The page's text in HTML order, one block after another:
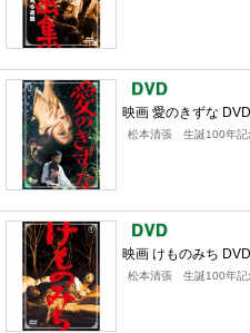
映画 愛のきずな DVD
松本清張 生誕100年記
映画 けものみち DVD
松本清張 生誕100年記